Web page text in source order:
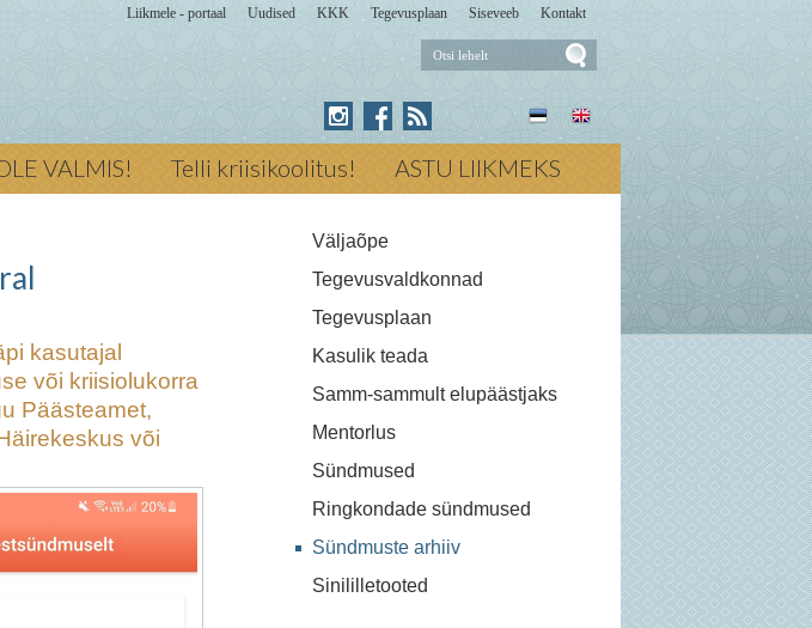
Liikmele - portaal Uudised KKK Tegevusplaan Siseveeb Kontakt
VALMIS! Telli kriisikoolitus! ASTU LIIKMEKS
Väljaõpe
Tegevusvaldkonnad
Tegevusplaan
Kasulik teada
Samm-sammult elupäästjaks
Mentorlus
Sündmused
Ringkondade sündmused
Sündmuste arhiiv
Sinililletooted
kasutajal
või kriisiolukorra
Päästeamet,
või